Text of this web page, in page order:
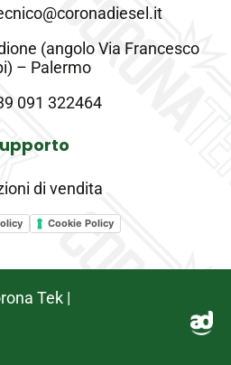
(angolo Via Francesco
– Palermo
091 322464
di vendita
Cookie Policy
Tek |